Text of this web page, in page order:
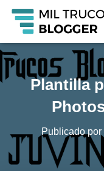
Plantilla
Publicado por